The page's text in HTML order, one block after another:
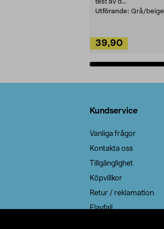
test av d...
Utförande: Grå/beige
39,90
Kundservice
Vanliga frågor
Kontakta oss
Tillgänglighet
Köpvillkor
Retur / reklamation
Elavfall